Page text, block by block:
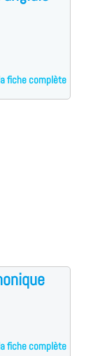
fiche complète
fiche complète